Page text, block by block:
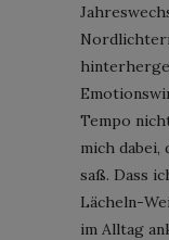
Tempo
mich dabei,
saß. Dass
Lächeln-
im Alltag